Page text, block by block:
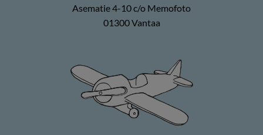
Asematie 4-10 c/o Memofoto
01300 Vantaa